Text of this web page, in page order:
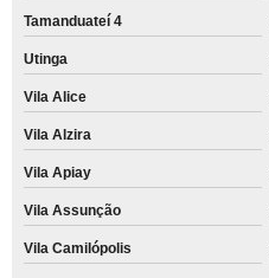
Tamanduateí 4
Utinga
Vila Alice
Vila Alzira
Vila Apiay
Vila Assunção
Vila Camilópolis